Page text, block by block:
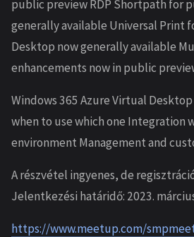
public preview RDP Shortpath for
generally available Universal Print
Desktop now generally available
enhancements now in public
Windows 365 Azure Virtual Desktop
when to use which one Integration
environment Management and
A részvétel ingyenes, de
Jelentkezési határidő: 2023.
https://www.meetup.com/